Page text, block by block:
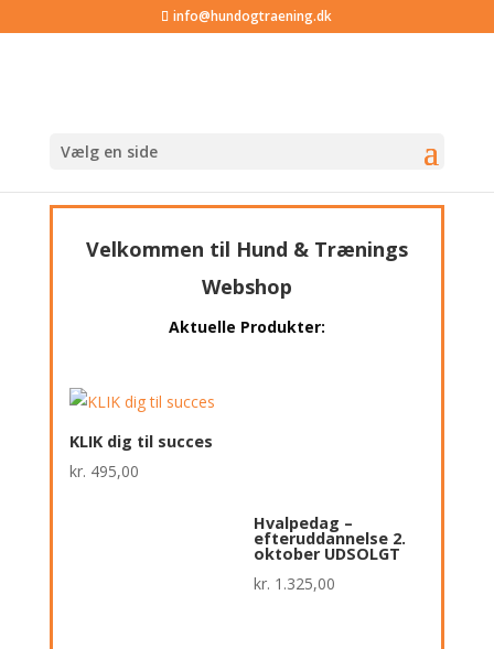
info@hundogtraening.dk
Vælg en side
Velkommen til Hund & Trænings
Webshop
Aktuelle Produkter:
KLIK dig til succes
kr. 495,00
Hvalpedag –
efteruddannelse 2.
oktober UDSOLGT
kr. 1.325,00